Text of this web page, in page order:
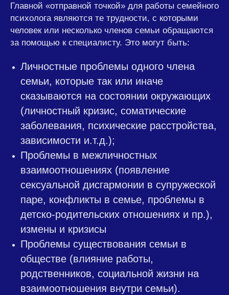
Главной «отправной точкой» для работы семейного
психолога являются те трудности, с которыми
человек или несколько членов семьи обращаются
за помощью к специалисту. Это могут быть:
Личностные проблемы одного члена
семьи, которые так или иначе
сказываются на состоянии окружающих
(личностный кризис, соматические
заболевания, психические расстройства,
зависимости и.т.д.);
Проблемы в межличностных
взаимоотношениях (появление
сексуальной дисгармонии в супружеской
паре, конфликты в семье, проблемы в
детско-родительских отношениях и пр.),
измены и кризисы
Проблемы существования семьи в
обществе (влияние работы,
родственников, социальной жизни на
взаимоотношения внутри семьи).